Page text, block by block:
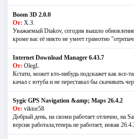
Boom 3D 2.0.0
От: Х.З.
Уважаемый Diakov, сегодня вышло
кроме вас её никто не умеет грамотно
Internet Download Manager 6.43.7
От: OlegL
Кстати, может кто-нибудь подскажет как все-
качал с ютуба и не переставал бы скачивать
Sygic GPS Navigation &amp; Maps 26.4.2
От: viktor58
Добрый день, на сяоми работает отлично, на
версия работала,теперь не работает, новая